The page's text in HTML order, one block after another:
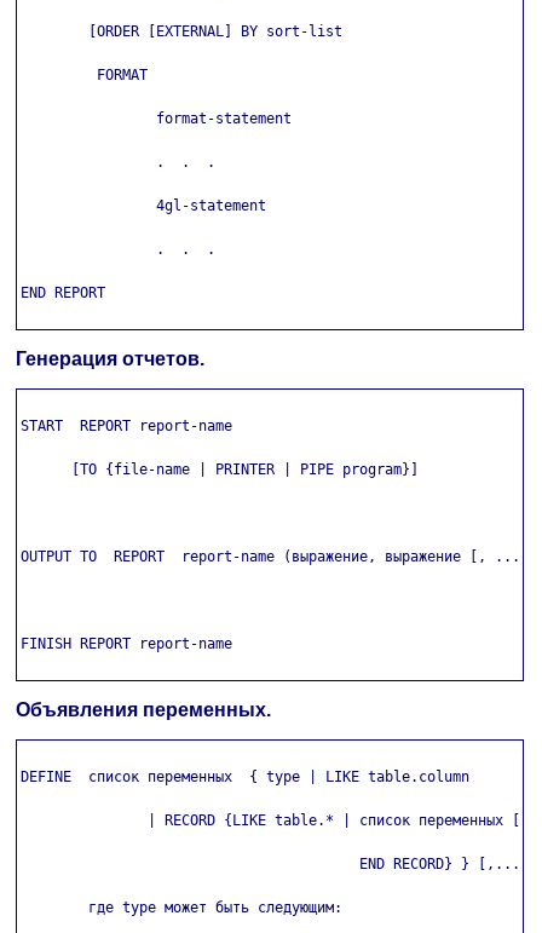
        [ORDER [EXTERNAL] BY sort-list
         FORMAT
                format-statement
                .  .  .
                4gl-statement
                .  .  .
END REPORT
Генерация отчетов.
START  REPORT report-name
      [TO {file-name | PRINTER | PIPE program}]
OUTPUT TO  REPORT  report-name (выражение, выражение [, ...])
FINISH REPORT report-name
Объявления переменных.
DEFINE  список переменных  { type | LIKE table.column
| RECORD {LIKE table.* | список переменных
                                        END RECORD} } [,...]
        где type может быть следующим: